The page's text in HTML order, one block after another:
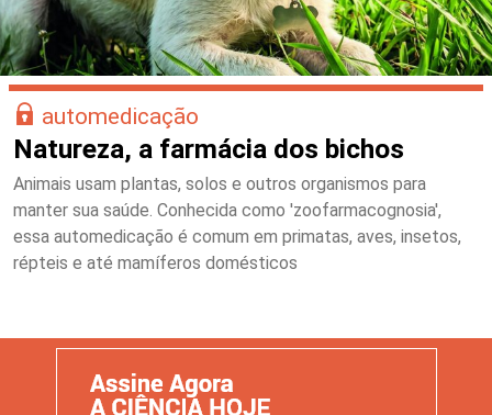
automedicação
Natureza, a farmácia dos bichos
Animais usam plantas, solos e outros organismos para
manter sua saúde. Conhecida como 'zoofarmacognosia',
essa automedicação é comum em primatas, aves, insetos,
répteis e até mamíferos domésticos